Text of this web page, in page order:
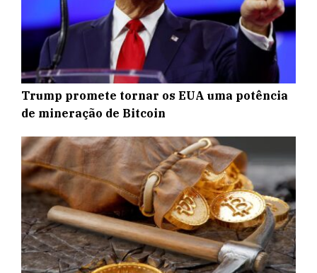
Trump promete tornar os EUA uma potência
de mineração de Bitcoin